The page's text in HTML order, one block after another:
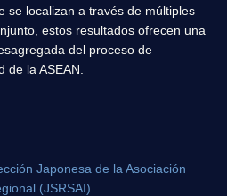
se localizan a través de múltiples
estos resultados ofrecen una
del proceso de
de la ASEAN.
Japonesa de la Asociación
(JSRSAI)